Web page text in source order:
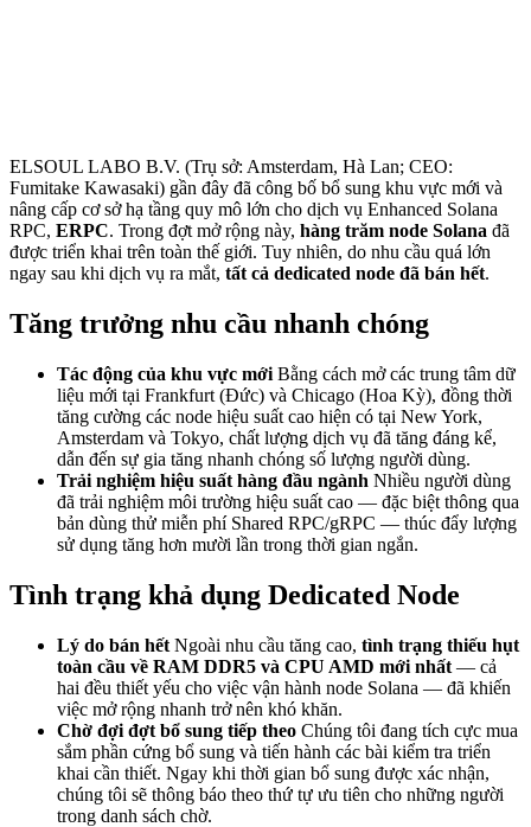
ELSOUL LABO B.V. (Trụ sở: Amsterdam, Hà Lan; CEO:
Fumitake Kawasaki) gần đây đã công bố bổ sung khu vực mới và
nâng cấp cơ sở hạ tầng quy mô lớn cho dịch vụ Enhanced Solana
RPC, ERPC. Trong đợt mở rộng này, hàng trăm node Solana đã
được triển khai trên toàn thế giới. Tuy nhiên, do nhu cầu quá lớn
ngay sau khi dịch vụ ra mắt, tất cả dedicated node đã bán hết.
Tăng trưởng nhu cầu nhanh chóng
Tác động của khu vực mới Bằng cách mở các trung tâm dữ
liệu mới tại Frankfurt (Đức) và Chicago (Hoa Kỳ), đồng thời
tăng cường các node hiệu suất cao hiện có tại New York,
Amsterdam và Tokyo, chất lượng dịch vụ đã tăng đáng kể,
dẫn đến sự gia tăng nhanh chóng số lượng người dùng.
Trải nghiệm hiệu suất hàng đầu ngành Nhiều người dùng
đã trải nghiệm môi trường hiệu suất cao — đặc biệt thông qua
bản dùng thử miễn phí Shared RPC/gRPC — thúc đẩy lượng
sử dụng tăng hơn mười lần trong thời gian ngắn.
Tình trạng khả dụng Dedicated Node
Lý do bán hết Ngoài nhu cầu tăng cao, tình trạng thiếu hụt
toàn cầu về RAM DDR5 và CPU AMD mới nhất — cả
hai đều thiết yếu cho việc vận hành node Solana — đã khiến
việc mở rộng nhanh trở nên khó khăn.
Chờ đợi đợt bổ sung tiếp theo Chúng tôi đang tích cực mua
sắm phần cứng bổ sung và tiến hành các bài kiểm tra triển
khai cần thiết. Ngay khi thời gian bổ sung được xác nhận,
chúng tôi sẽ thông báo theo thứ tự ưu tiên cho những người
trong danh sách chờ.